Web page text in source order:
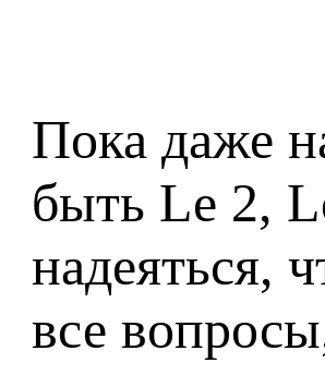
Пока даже
быть Le 2,
надеяться,
все